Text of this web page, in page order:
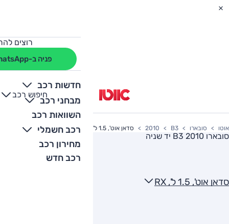
רוצים
פניה ב-WhatsApp
חדשות רכב
מבחני רכב
השוואות רכב
רכב חשמלי
מחירון רכב
רכב חדש
חיפוש רכב
+
-
אוטו סובארו B3
2010 סדאן אוט', 1.5 ל', RX
סובארו B3 2010 יד שניה
סדאן אוט', 1.5 ל', RX